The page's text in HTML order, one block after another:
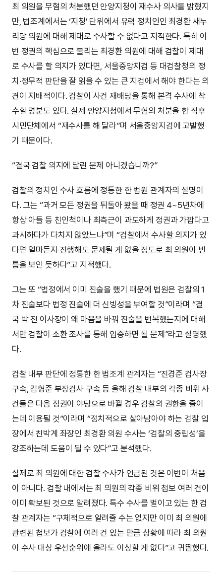
최 의원을 무혐의 처분했던 안양지청이 재수사 의사를 밝혔지
만, 법조계에서는 ‘지청’ 단위에서 유력 정치인인 최경환 새누
리당 의원에 대해 제대로 수사할 수 없다고 지적한다. 특히 이
번 정권의 핵심으로 불리는 최경환 의원에 대해 검찰이 제대
로 수사를 할 의지가 있다면, 서울중앙지검 등 대검찰청의 정
치·정무적 판단을 잘 읽을 수 있는 큰 지검에서 해야 한다는 의
견이 지배적이다. 검찰이 사건 재배당을 통해 본격 수사에 착
수할 명분도 있다. 실제 안양지청에서 무혐의 처분을 한 직후
시민단체에서 “재수사를 해 달라”며 서울중앙지검에 고발했
기 때문이다.
“결국 검찰 의지에 달린 문제 아니겠습니까?”
검찰의 정치인 수사 흐름에 정통한 한 법원 관계자의 설명이
다. 그는 “과거 모든 정권을 뒤돌아 봤을 때 정권 4~5년차에
항상 아들 등 친인척이나 최측근이 과도하게 정권과 가깝다고
과시하다가 다치지 않았느냐”며 “검찰에서 수사할 의지가 있
다면 얼마든지 진행해도 문제될 게 없을 정도로 최 의원이 빈
틈을 보인 듯하다”고 지적했다.
그는 또 “법정에서 이미 진술을 했기 때문에 법원은 검찰의 1
차 진술보다 법정 진술에 더 신빙성을 부여할 것”이라며 “결
국 박 전 이사장이 왜 마음을 바꿔 진술을 번복했는지에 대해
서만 검찰이 소환 조사를 통해 입증하면 될 문제”라고 설명했
다.
검찰 내부 판단에 정통한 한 법조계 관계자는 “진경준 검사장
구속, 김형준 부장검사 구속 등 올해 검찰 내부의 각종 비위 사
건들은 다음 정권이 야당으로 바뀔 경우 검찰의 권한을 줄이
는데 이용될 것”이라며 “정치적으로 살아남아야 하는 검찰 입
장에서 친박계 좌장인 최경환 의원 수사는 ‘검찰의 중립성’을
강조하는데 도움이 될 수 있다”고 분석했다.
실제로 최 의원에 대한 검찰 수사가 언급된 것은 이번이 처음
이 아니다. 검찰 내에서는 최 의원의 각종 비위 첩보 여러 건이
이미 확보된 것으로 알려졌다. 특수 수사를 벌이고 있는 한 검
찰 관계자는 “구체적으로 알려줄 수는 없지만 이미 최 의원에
관련된 첩보가 검찰에 여러 건 있는 만큼 상황에 따라 최 의원
이 수사 대상 우선순위에 올라도 이상할 게 없다”고 귀띔했다.